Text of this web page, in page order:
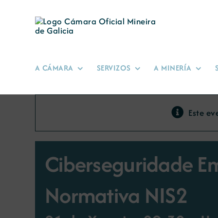
A CÁMARA SERVIZOS A MINERÍA
Este
Ciberseguridade
Normativa NIS2